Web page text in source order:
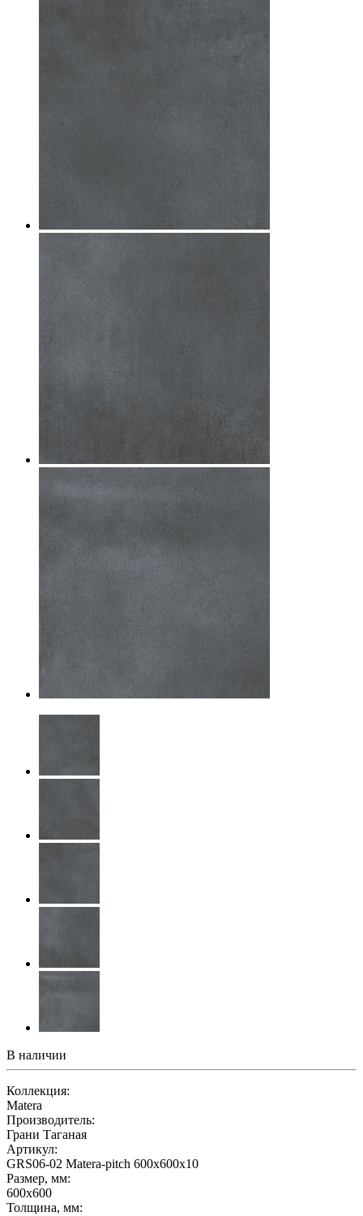
В наличии
Коллекция:
Matera
Производитель:
Грани Таганая
Артикул:
GRS06-02 Matera-pitch 600х600х10
Размер, мм:
600х600
Толщина, мм: